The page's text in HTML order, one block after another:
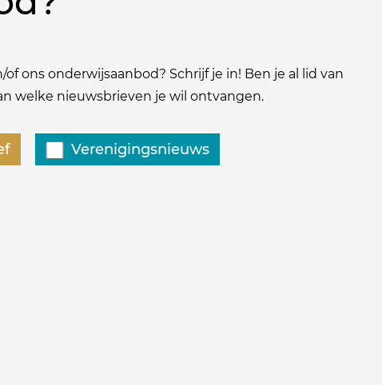
ons onderwijsaanbod? Schrijf je in! Ben je al lid van
welke nieuwsbrieven je wil ontvangen.
Verenigingsnieuws